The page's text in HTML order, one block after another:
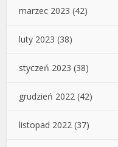
marzec 2023 (42)
luty 2023 (38)
styczeń 2023 (38)
grudzień 2022 (42)
listopad 2022 (37)